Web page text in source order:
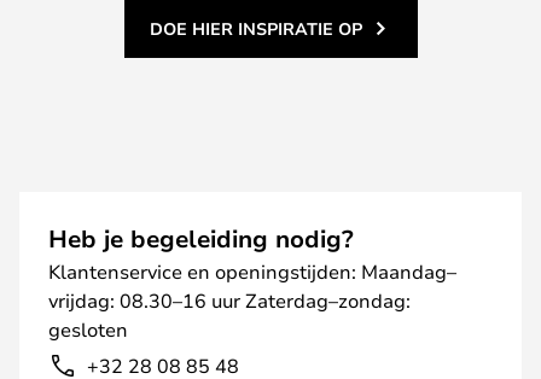
DOE HIER INSPIRATIE OP
Heb je begeleiding nodig?
Klantenservice en openingstijden: Maandag–
vrijdag: 08.30–16 uur Zaterdag–zondag:
gesloten
+32 28 08 85 48